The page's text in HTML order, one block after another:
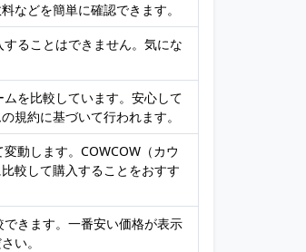
などを簡単に確認できます。
ることはできません。気にな
を比較しています。安心して
規約に基づいて行われます。
動します。COWCOW（カウ
較して購入することをおすす
きます。一番安い価格が表示
い。